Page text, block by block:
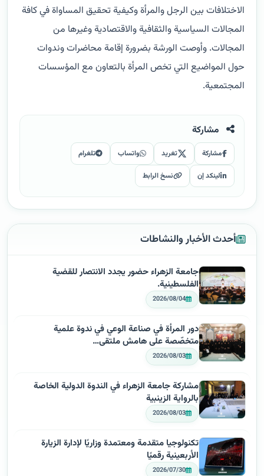
الاختلافات بين الرجل والمرأة وكيفية تحقيق المساواة في كافة
المجالات السياسية والثقافية والاقتصادية وغيرها من
المجالات. وأوصت الورشة بضرورة إقامة محاضرات وندوات
حول المواضيع التي تخص المرأة بالتعاون مع المؤسسات
المجتمعية.
مشاركة
مشاركة تغريد واتساب تلغرام
لينكد إن نسخ الرابط
أحدث الأخبار والنشاطات
جامعة الزهراء حضور يجدد الانتصار للقضية
الفلسطينية.
2026/08/04
دور المرأة في صناعة الوعي في ندوة علمية
متخصّصة على هامش ملتقى…
2026/08/03
مشاركة جامعة الزهراء في الندوة الدولية الخاصة
بالرواية الزينبية
2026/08/03
تكنولوجيا متقدمة ومعتمدة وزاريًا لإدارة الزيارة
الأربعينية رقميًا
2026/07/30